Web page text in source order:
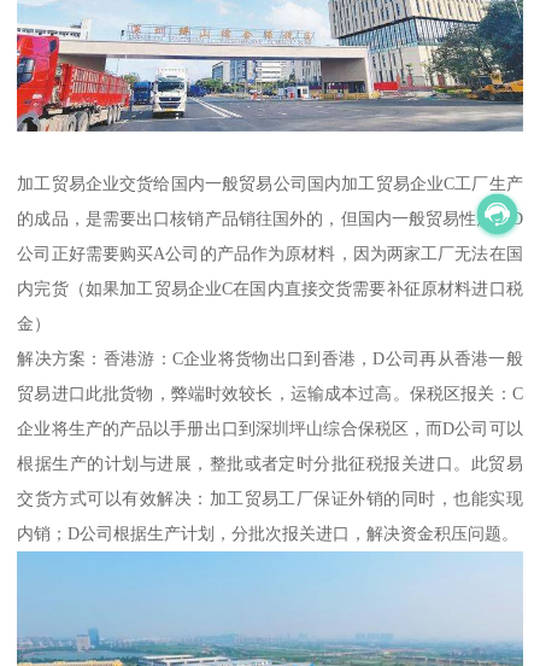
加工贸易企业交货给国内一般贸易公司 国内加工贸易企业C工厂生产
的成品，是需要出口核销产品销往国外的，但国内一般贸易性质的D
公司正好需要购买A公司的产品作为原材料，因为两家工厂无法在国
内完货（如果加工贸易企业C在国内直接交货需要补征原材料进口税
金）
解决方案：香港游：C企业将货物出口到香港，D公司再从香港一般
贸易进口此批货物，弊端时效较长，运输成本过高。保税区报关：C
企业将生产的产品以手册出口到深圳坪山综合保税区，而D公司可以
根据生产的计划与进展，整批或者定时分批征税报关进口。此贸易
交货方式可以有效解决：加工贸易工厂保证外销的同时，也能实现
内销；D公司根据生产计划，分批次报关进口，解决资金积压问题。